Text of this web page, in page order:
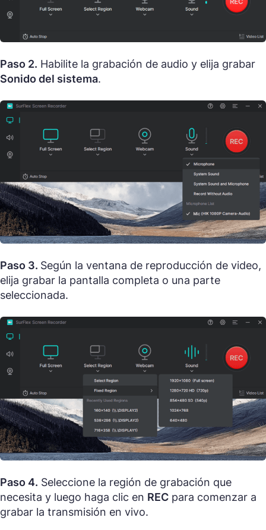
Paso 2. Habilite la grabación de audio y elija grabar
Sonido del sistema.
Paso 3. Según la ventana de reproducción de video,
elija grabar la pantalla completa o una parte
seleccionada.
Paso 4. Seleccione la región de grabación que
necesita y luego haga clic en REC para comenzar a
grabar la transmisión en vivo.